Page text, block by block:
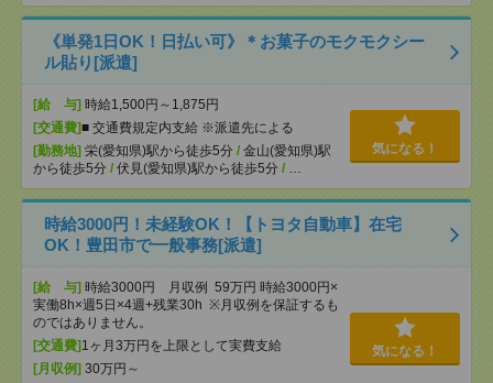
《単発1日OK！日払い可》＊お菓子のモクモクシー
ル貼り[派遣]
[給 与] 時給1,500円～1,875円
[交通費]■ 交通費規定内支給 ※派遣先による
[勤務地] 栄(愛知県)駅から徒歩5分 / 金山(愛知県)駅
から徒歩5分 / 伏見(愛知県)駅から徒歩5分 / …
気になる！
時給3000円！未経験OK！【トヨタ自動車】在宅
OK！豊田市で一般事務[派遣]
[給 与] 時給3000円 月収例 59万円 時給3000円×
実働8h×週5日×4週+残業30h ※月収例を保証するも
のではありません。
[交通費] 1ヶ月3万円を上限として実費支給
[月収例] 30万円～
気になる！